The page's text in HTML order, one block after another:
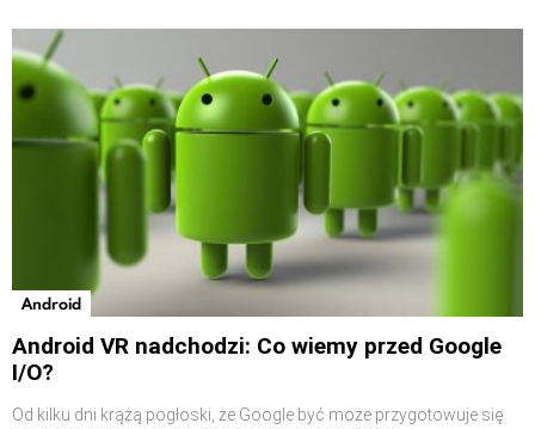
Android
Android VR nadchodzi: Co wiemy przed Google
I/O?
Od kilku dni krążą pogłoski, że Google być może przygotowuje się